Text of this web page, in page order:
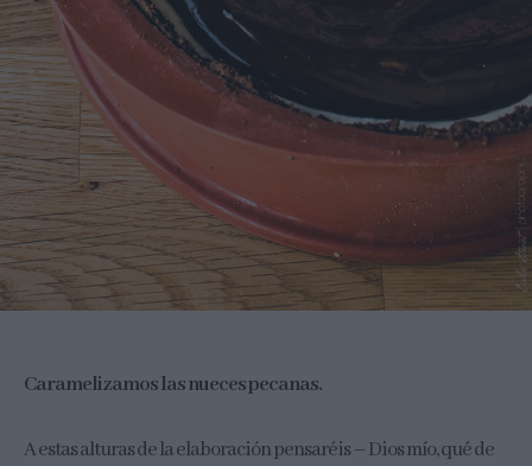
Caramelizamos las nueces pecanas.
A estas alturas de la elaboración pensaréis – Dios mío, qué de